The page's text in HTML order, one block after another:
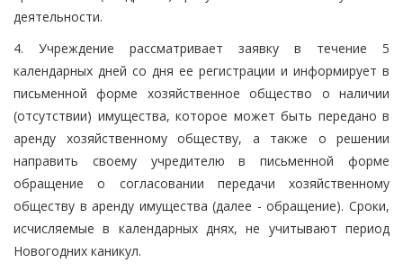
деятельности.
4. Учреждение рассматривает заявку в течение 5
календарных дней со дня ее регистрации и информирует в
письменной форме хозяйственное общество о наличии
(отсутствии) имущества, которое может быть передано в
аренду хозяйственному обществу, а также о решении
направить своему учредителю в письменной форме
обращение о согласовании передачи хозяйственному
обществу в аренду имущества (далее - обращение). Сроки,
исчисляемые в календарных днях, не учитывают период
Новогодних каникул.